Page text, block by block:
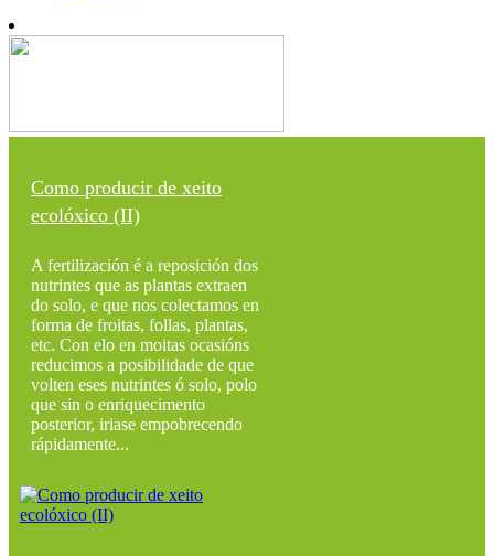
Como producir de xeito
ecolóxico (II)
A fertilización é a reposición dos
nutrintes que as plantas extraen
do solo, e que nos colectamos en
forma de froitas, follas, plantas,
etc. Con elo en moitas ocasións
reducimos a posibilidade de que
volten eses nutrintes ó solo, polo
que sin o enriquecimento
posterior, iriase empobrecendo
rápidamente...